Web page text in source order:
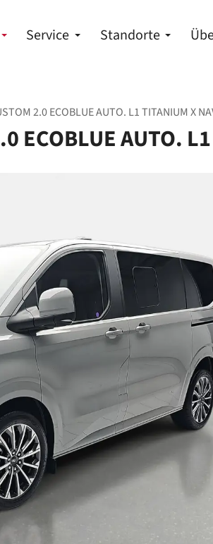
Service Standorte
2.0 ECOBLUE AUTO. L1 TITANIUM X
ECOBLUE AUTO.